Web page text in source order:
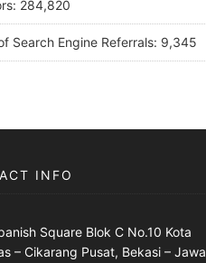
284,820
Search Engine Referrals: 9,345
INFO
Square Blok C No.10 Kota
– Cikarang Pusat, Bekasi – Jawa